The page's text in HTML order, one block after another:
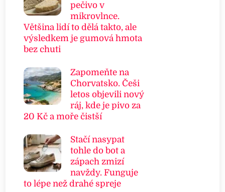
pečivo v
mikrovlnce.
Většina lidí to dělá takto, ale
výsledkem je gumová hmota
bez chuti
Zapomeňte na
Chorvatsko. Češi
letos objevili nový
ráj, kde je pivo za
20 Kč a moře čistší
Stačí nasypat
tohle do bot a
zápach zmizí
navždy. Funguje
to lépe než drahé spreje